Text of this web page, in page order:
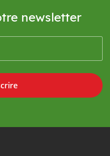
newsletter